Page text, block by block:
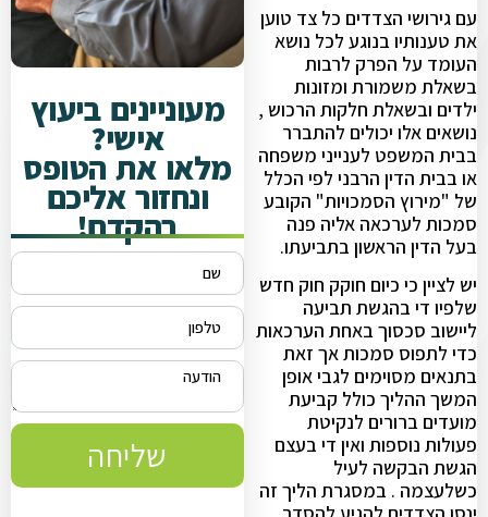
עם גירושי הצדדים כל צד טוען
את טענותיו בנוגע לכל נושא
העומד על הפרק לרבות
בשאלת משמורת ומזונות
ילדים ובשאלת חלקות הרכוש ,
נושאים אלו יכולים להתברר
בבית המשפט לענייני משפחה
או בבית הדין הרבני לפי הכלל
של "מירוץ הסמכויות" הקובע
סמכות לערכאה אליה פנה
בעל הדין הראשון בתביעתו.
יש לציין כי כיום חוקק חוק חדש
שלפיו די בהגשת תביעה
ליישוב סכסוך באחת הערכאות
כדי לתפוס סמכות אך זאת
בתנאים מסוימים לגבי אופן
המשך ההליך כולל קביעת
מועדים ברורים לנקיטת
פעולות נוספות ואין די בעצם
הגשת הבקשה לעיל
כשלעצמה . במסגרת הליך זה
מעוניינים ביעוץ
אישי?
מלאו את הטופס
ונחזור אליכם
בהקדם!
שליחה